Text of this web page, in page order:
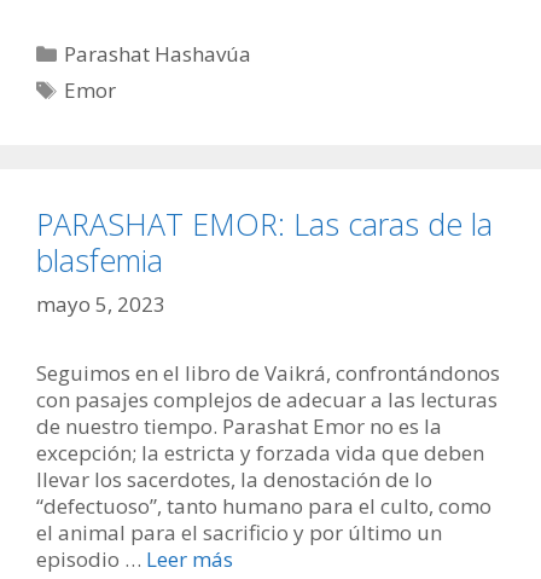
Categorías
Parashat Hashavúa
Etiquetas
Emor
PARASHAT EMOR: Las caras de la
blasfemia
mayo 5, 2023
Seguimos en el libro de Vaikrá, confrontándonos
con pasajes complejos de adecuar a las lecturas
de nuestro tiempo. Parashat Emor no es la
excepción; la estricta y forzada vida que deben
llevar los sacerdotes, la denostación de lo
“defectuoso”, tanto humano para el culto, como
el animal para el sacrificio y por último un
episodio … Leer más